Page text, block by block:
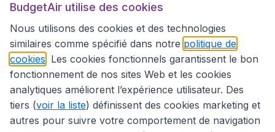
Sites internationaux
BudgetAir utilise des cookies
Nous utilisons des cookies et des technologies
similaires comme spécifié dans notre politique de
cookies . Les cookies fonctionnels garantissent le bon
fonctionnement de nos sites Web et les cookies
analytiques améliorent l’expérience utilisateur. Des
tiers (voir la liste) définissent des cookies marketing et
autres pour suivre votre comportement de navigation